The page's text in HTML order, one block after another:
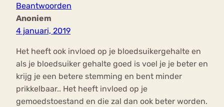
Beantwoorden
Anoniem
4 januari, 2019
Het heeft ook invloed op je bloedsuikergehalte en
als je bloedsuiker gehalte goed is voel je je beter en
krijg je een betere stemming en bent minder
prikkelbaar.. Het heeft invloed op je
gemoedstoestand en die zal dan ook beter worden.